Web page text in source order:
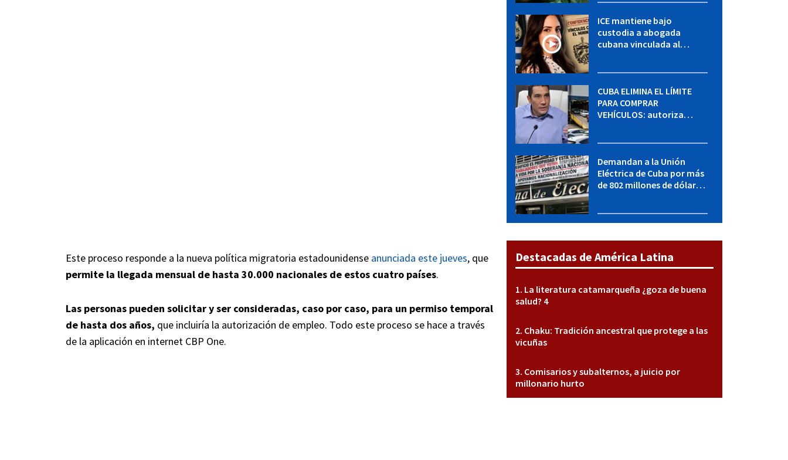
Este proceso responde a la nueva política migratoria estadounidense anunciada este jueves, que
permite la llegada mensual de hasta 30.000 nacionales de estos cuatro países.
Las personas pueden solicitar y ser consideradas, caso por caso, para un permiso temporal
de hasta dos años, que incluiría la autorización de empleo. Todo este proceso se hace a través
de la aplicación en internet CBP One.
ICE mantiene bajo
custodia a abogada
cubana vinculada al
CUBA ELIMINA EL LÍMITE
PARA COMPRAR
VEHÍCULOS: autoriza
Demandan a la Unión
Eléctrica de Cuba por más
de 802 millones de dólares
Destacadas de América Latina
La literatura catamarqueña ¿goza de buena
salud? 4
Chaku: Tradición ancestral que protege a las
vicuñas
Comisarios y subalternos, a juicio por
millonario hurto